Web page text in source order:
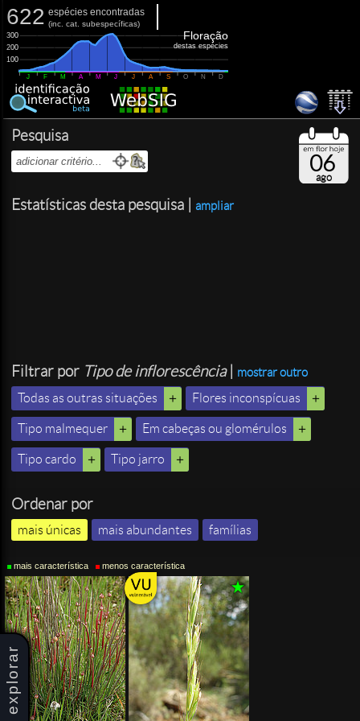
explorar
622 espécies encontradas
(inc. cat. subespecíficas)
100
200
300
J F M A M J J A S O N D
Floração
destas espécies
Pesquisa
Estatísticas desta pesquisa | ampliar
Filtrar por Tipo de inflorescência|
mostrar outro
Todas as outras situações
Flores inconspícuas
Tipo malmequer Em cabeças ou glomérulos
Tipo cardo Tipo jarro
06
ago
Ordenar por
mais únicas mais abundantes famílias
mais característica menos característica